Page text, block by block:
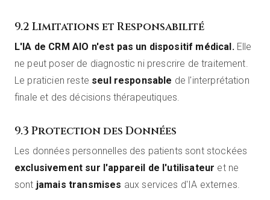
9.2 Limitations et Responsabilité
L'IA de CRM AIO n'est pas un dispositif médical.Elle
ne peut poser de diagnostic ni prescrire de traitement.
Le praticien reste seul responsable de l'interprétation
finale et des décisions thérapeutiques.
9.3 Protection des Données
Les données personnelles des patients sont stockées
exclusivement sur l'appareil de l'utilisateur et ne
sont jamais transmises aux services d'IA externes.